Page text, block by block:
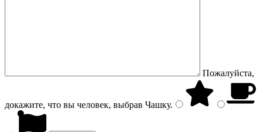
Пожалуйста,
докажите, что вы человек, выбрав Чашку.